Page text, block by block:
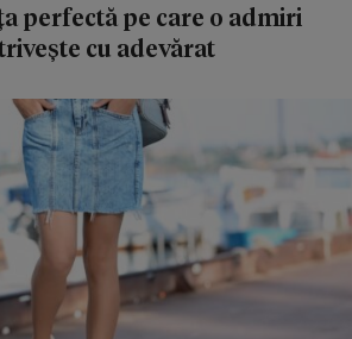
perfectă pe care o admiri
cu adevărat